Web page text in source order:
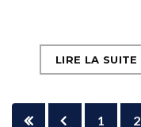
LIRE LA SUITE
1 2